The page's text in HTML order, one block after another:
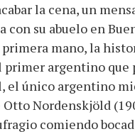
la cena, un
con su abuelo en
primera mano, la
primer argentino que
el único argentino
Nordenskjöld
comiendo